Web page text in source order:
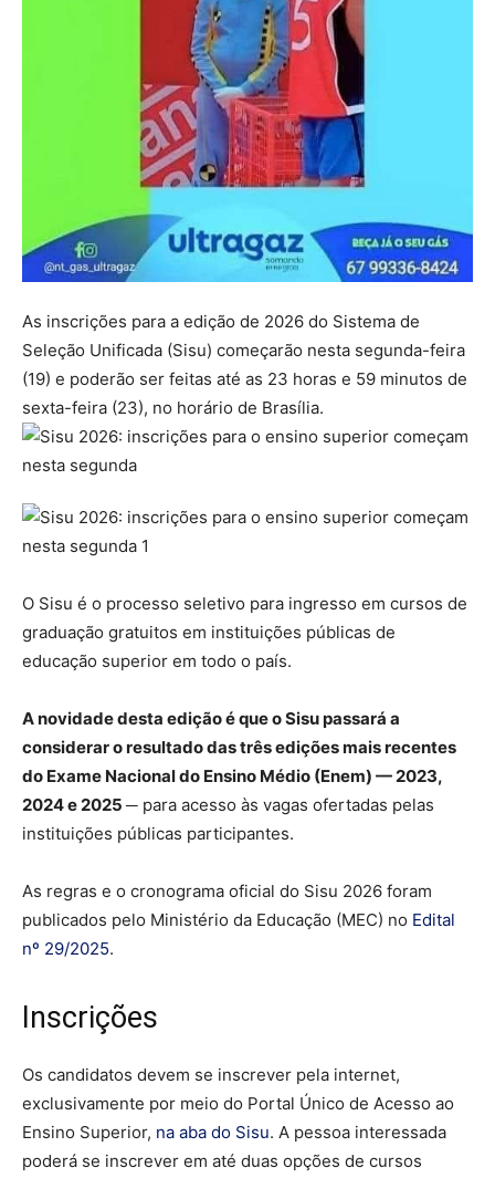
As inscrições para a edição de 2026 do Sistema de
Seleção Unificada (Sisu) começarão nesta segunda-feira
(19) e poderão ser feitas até as 23 horas e 59 minutos de
sexta-feira (23), no horário de Brasília.
O Sisu é o processo seletivo para ingresso em cursos de
graduação gratuitos em instituições públicas de
educação superior em todo o país.
A novidade desta edição é que o Sisu passará a
considerar o resultado das três edições mais recentes
do Exame Nacional do Ensino Médio (Enem) — 2023,
2024 e 2025 ─ para acesso às vagas ofertadas pelas
instituições públicas participantes.
As regras e o cronograma oficial do Sisu 2026 foram
publicados pelo Ministério da Educação (MEC) no Edital
nº 29/2025.
Inscrições
Os candidatos devem se inscrever pela internet,
exclusivamente por meio do Portal Único de Acesso ao
Ensino Superior, na aba do Sisu. A pessoa interessada
poderá se inscrever em até duas opções de cursos